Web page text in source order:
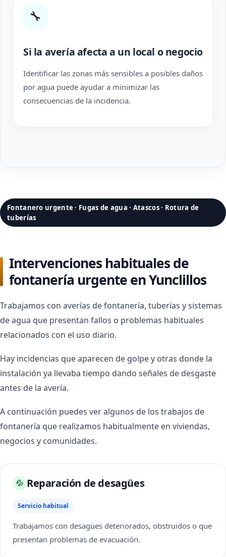
🔧
Si la avería afecta a un local o negocio
Identificar las zonas más sensibles a posibles daños
por agua puede ayudar a minimizar las
consecuencias de la incidencia.
Fontanero urgente · Fugas de agua · Atascos · Rotura de
tuberías
Intervenciones habituales de
fontanería urgente en Yunclillos
Trabajamos con averías de fontanería, tuberías y sistemas
de agua que presentan fallos o problemas habituales
relacionados con el uso diario.
Hay incidencias que aparecen de golpe y otras donde la
instalación ya llevaba tiempo dando señales de desgaste
antes de la avería.
A continuación puedes ver algunos de los trabajos de
fontanería que realizamos habitualmente en viviendas,
negocios y comunidades.
💦 Reparación de desagües
Servicio habitual
Trabajamos con desagües deteriorados, obstruidos o que
presentan problemas de evacuación.